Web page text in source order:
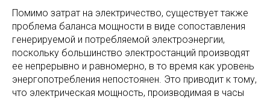
Помимо затрат на электричество, существует также
проблема баланса мощности в виде сопоставления
генерируемой и потребляемой электроэнергии,
поскольку большинство электростанций производят
ее непрерывно и равномерно, в то время как уровень
энергопотребления непостоянен. Это приводит к тому,
что электрическая мощность, производимая в часы